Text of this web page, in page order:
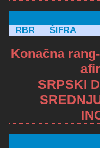
RBR ŠIFRA
Konačna
SRPSKI